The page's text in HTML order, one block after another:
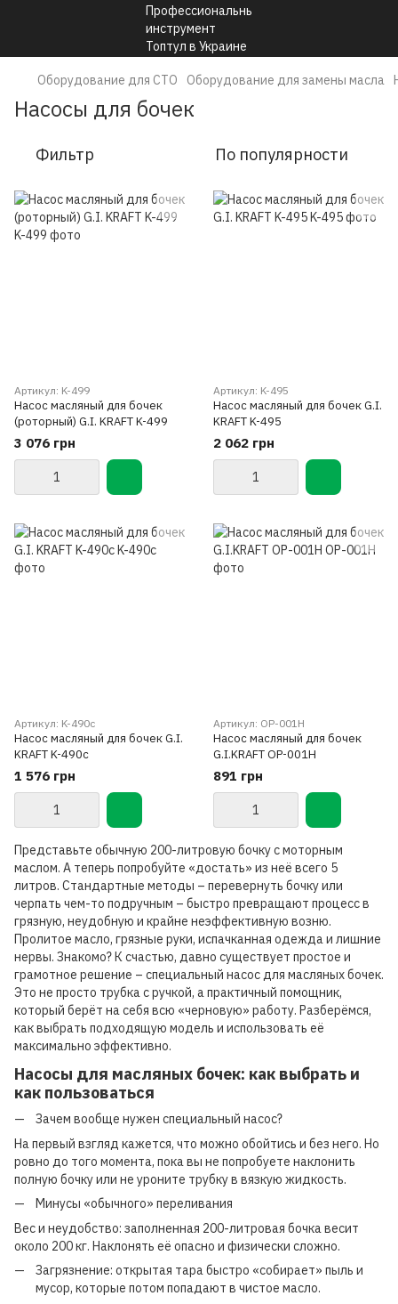
Оборудование для СТО Оборудование для замены масла
Насосы для бочек
Фильтр По популярности
Артикул: K-499
Насос масляный для бочек
(роторный) G.I. KRAFT K-499
3 076 грн
Артикул: K-495
Насос масляный для бочек G.I.
KRAFT K-495
2 062 грн
Артикул: K-490c
Насос масляный для бочек G.I.
KRAFT K-490c
1 576 грн
Артикул: OP-001H
Насос масляный для бочек
G.I.KRAFT OP-001H
891 грн
Представьте обычную 200-литровую бочку с моторным
маслом. А теперь попробуйте «достать» из неё всего 5
литров. Стандартные методы – перевернуть бочку или
черпать чем-то подручным – быстро превращают процесс в
грязную, неудобную и крайне неэффективную возню.
Пролитое масло, грязные руки, испачканная одежда и лишние
нервы. Знакомо? К счастью, давно существует простое и
грамотное решение – специальный насос для масляных бочек.
Это не просто трубка с ручкой, а практичный помощник,
который берёт на себя всю «черновую» работу. Разберёмся,
как выбрать подходящую модель и использовать её
максимально эффективно.
Насосы для масляных бочек: как выбрать и
как пользоваться
Зачем вообще нужен специальный насос?
На первый взгляд кажется, что можно обойтись и без него. Но
ровно до того момента, пока вы не попробуете наклонить
полную бочку или не уроните трубку в вязкую жидкость.
Минусы «обычного» переливания
Вес и неудобство: заполненная 200-литровая бочка весит
около 200 кг. Наклонять её опасно и физически сложно.
Загрязнение: открытая тара быстро «собирает» пыль и
мусор, которые потом попадают в чистое масло.